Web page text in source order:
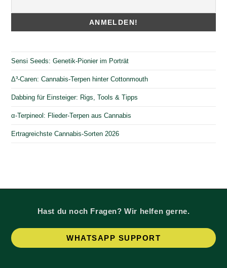
Sensi Seeds: Genetik-Pionier im Porträt
Δ³-Caren: Cannabis-Terpen hinter Cottonmouth
Dabbing für Einsteiger: Rigs, Tools & Tipps
α-Terpineol: Flieder-Terpen aus Cannabis
Ertragreichste Cannabis-Sorten 2026
Hast du noch Fragen? Wir helfen gerne.
WHATSAPP SUPPORT